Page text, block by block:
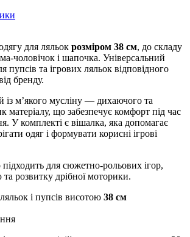
для ляльок розміром 38 см, до складу
чоловічок і шапочка. Універсальний
пупсів та ігрових ляльок відповідного
бренду.
із м’якого мусліну — дихаючого та
матеріалу, що забезпечує комфорт під час
У комплекті є вішалка, яка допомагає
одяг і формувати корисні ігрові
для сюжетно-рольових ігор,
та розвитку дрібної моторики.
і пупсів висотою 38 см